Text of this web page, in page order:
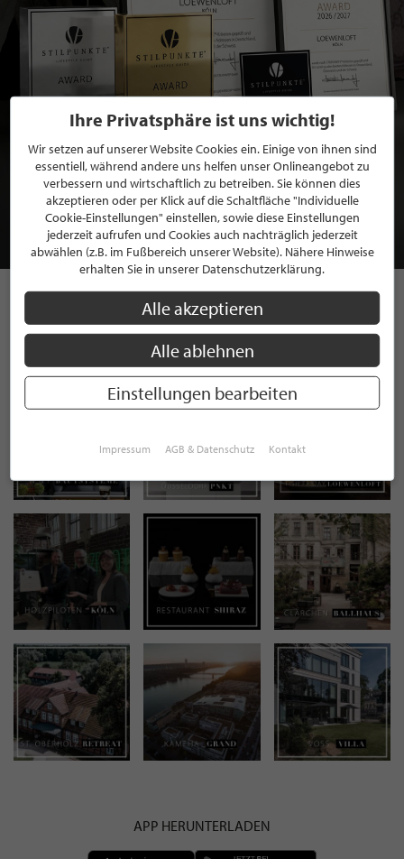
BEWERBEN SIE SICH FÜR EINE GRATIS
MITGLIEDSCHAFT BEI STILPUNKTE®
JETZT GRATIS BEWERBEN
STILPUNKTE AUF
INSTAGRAM
APP HERUNTERLADEN
Ihre Privatsphäre ist uns wichtig!
Wir setzen auf unserer Website Cookies ein. Einige von ihnen sind
essentiell, während andere uns helfen unser Onlineangebot zu
verbessern und wirtschaftlich zu betreiben. Sie können dies
akzeptieren oder per Klick auf die Schaltfläche "Individuelle
Cookie-Einstellungen" einstellen, sowie diese Einstellungen
jederzeit aufrufen und Cookies auch nachträglich jederzeit
abwählen (z.B. im Fußbereich unserer Website). Nähere Hinweise
erhalten Sie in unserer Datenschutzerklärung.
Alle akzeptieren
Alle ablehnen
Einstellungen bearbeiten
Impressum AGB & Datenschutz Kontakt